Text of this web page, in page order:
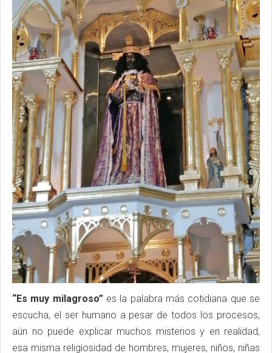
“Es muy milagroso”es la palabra más cotidiana que se
escucha, el ser humano a pesar de todos los procesos,
aún no puede explicar muchos misterios y en realidad,
esa misma religiosidad de hombres, mujeres, niños, niñas